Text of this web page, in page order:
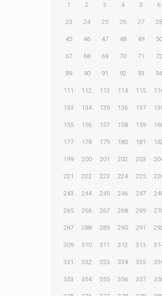
1 2 3 4 5 6
23 24 25 26 27 28
45 46 47 48 49 50
67 68 69 70 71 72
89 90 91 92 93 94
111 112 113 114 115
133 134 135 136 137
155 156 157 158 159
177 178 179 180 181
199 200 201 202 203
221 222 223 224 225
243 244 245 246 247
265 266 267 268 269
287 288 289 290 291
309 310 311 312 313
331 332 333 334 335
353 354 355 356 357